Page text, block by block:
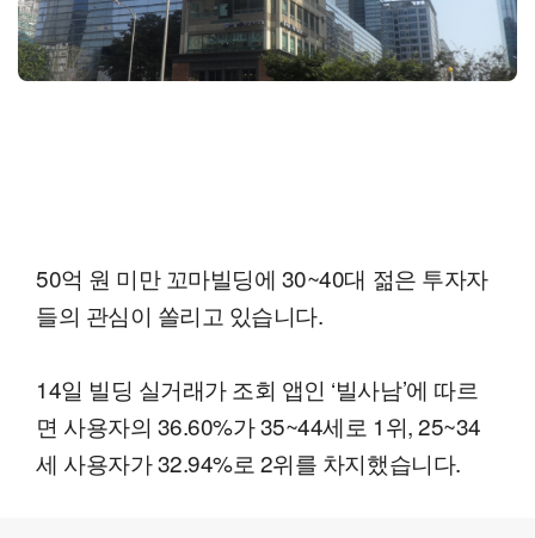
50억 원 미만 꼬마빌딩에 30~40대 젊은 투자자
들의 관심이 쏠리고 있습니다.
14일 빌딩 실거래가 조회 앱인 ‘빌사남’에 따르
면 사용자의 36.60%가 35~44세로 1위, 25~34
세 사용자가 32.94%로 2위를 차지했습니다.